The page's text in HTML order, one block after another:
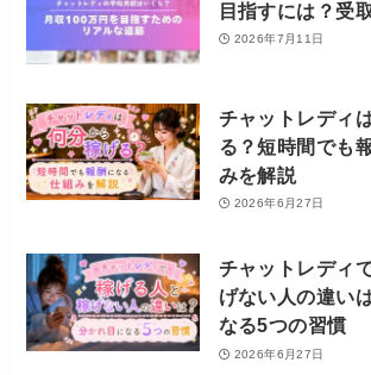
目指すには？受
2026年7月11日
チャットレディ
る？短時間でも
みを解説
2026年6月27日
チャットレディ
げない人の違い
なる5つの習慣
2026年6月27日